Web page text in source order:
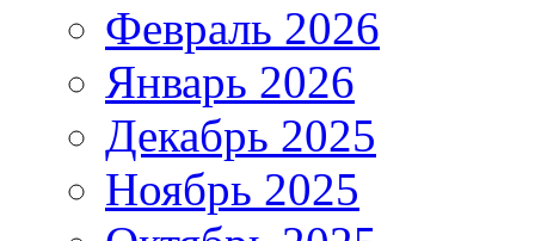
Февраль 2026
Январь 2026
Декабрь 2025
Ноябрь 2025